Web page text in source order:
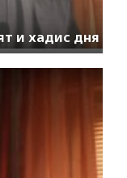
и хадис дня